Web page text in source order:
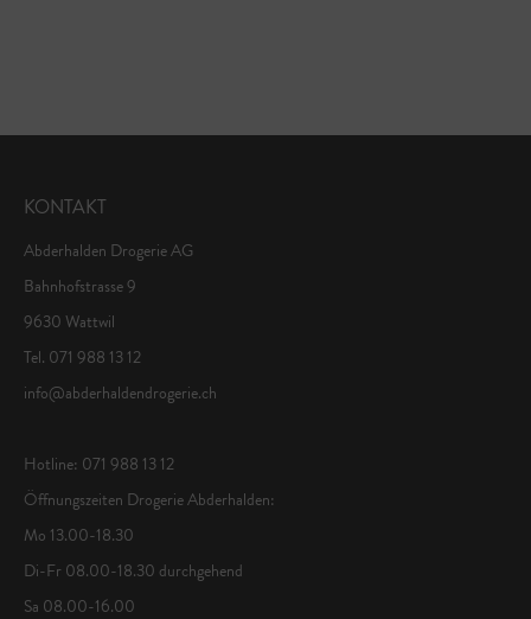
KONTAKT
Abderhalden Drogerie AG
Bahnhofstrasse 9
9630 Wattwil
Tel. 071 988 13 12
info@abderhaldendrogerie.ch
Hotline: 071 988 13 12
Öffnungszeiten Drogerie Abderhalden:
Mo 13.00-18.30
Di-Fr 08.00-18.30 durchgehend
Sa 08.00-16.00